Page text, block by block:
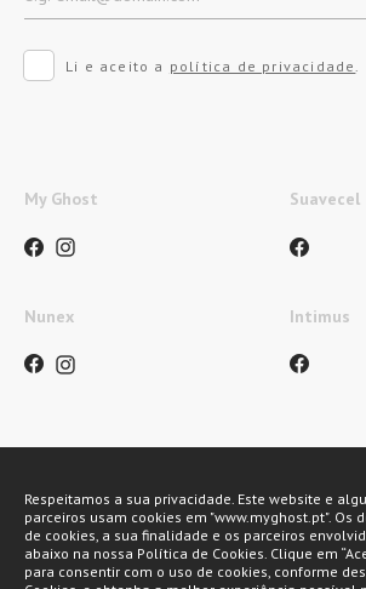
Li e aceito a política de privacidade.
My Ghost Suavecel
Nunex Intimus
Métodos de pagamento
Respeitamos a sua privacidade. Este website e
parceiros usam cookies em "www.myghost.pt". Os
de cookies, a sua finalidade e os parceiros
abaixo na nossa Política de Cookies. Clique em
para consentir com o uso de cookies, conforme